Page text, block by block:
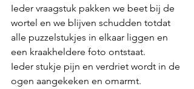
Ieder vraagstuk pakken we beet bij de
wortel en we blijven schudden totdat
alle puzzelstukjes in elkaar liggen en
een kraakheldere foto ontstaat.
Ieder stukje pijn en verdriet wordt in de
ogen aangekeken en omarmt.